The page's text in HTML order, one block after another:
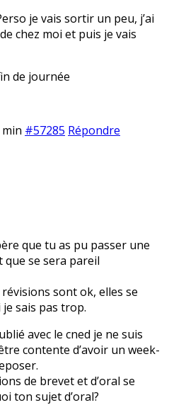
je vais sortir un peu, j’ai
chez moi et puis je vais
de journée
min #57285 Répondre
que tu as pu passer une
se sera pareil
sont ok, elles se
sais pas trop.
avec le cned je ne suis
contente d’avoir un week-
de brevet et d’oral se
ton sujet d’oral?